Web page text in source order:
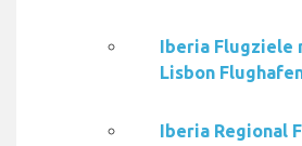
Iberia Flugziele
Lisbon
Iberia Regional